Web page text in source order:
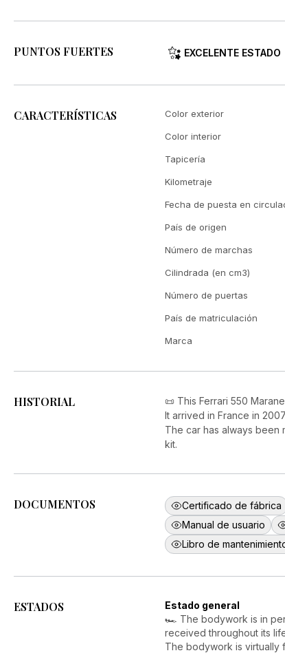
PUNTOS FUERTES EXCELENTE ESTADO
CARACTERÍSTICAS Color exterior
Color interior
Tapicería
Kilometraje
Fecha de puesta en
País de origen
Número de marchas
Cilindrada (en cm3)
Número de puertas
País de matriculación
Marca
HISTORIAL
📜 This Ferrari 550
It arrived in France in
The car has always been
kit.
DOCUMENTOS Certificado de fábrica
Manual de usuario
Libro de
ESTADOS
Estado general
🏎️ The bodywork is in
received throughout its
The bodywork is virtually